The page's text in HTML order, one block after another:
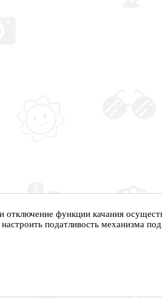
функции качания
податливость механизма